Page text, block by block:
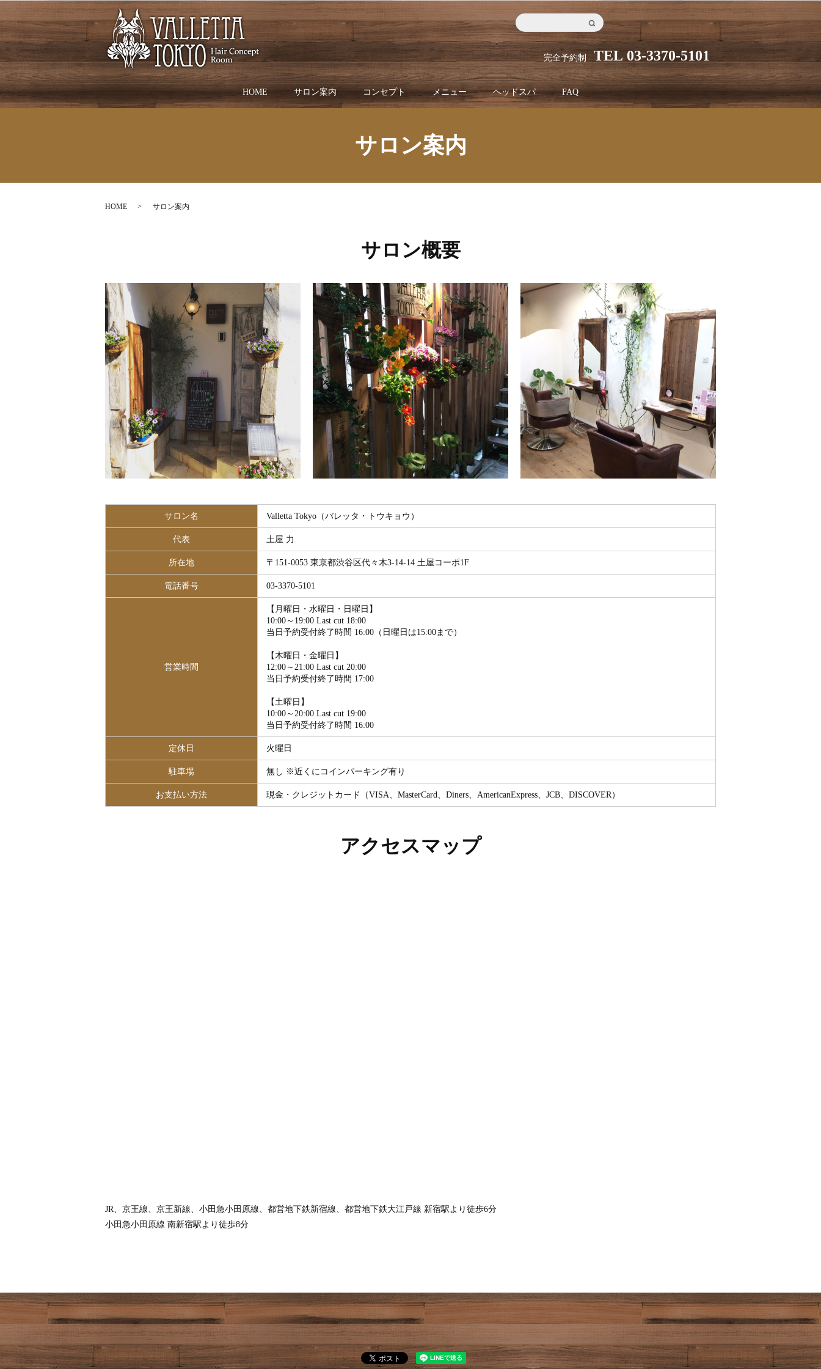
完全予約制 TEL 03-3370-5101
HOME サロン案内 コンセプト メニュー ヘッドスパ FAQ
サロン案内
HOME サロン案内
サロン概要
サロン名 Valletta Tokyo（バレッタ・トウキョウ）
代表 土屋 力
所在地 〒151-0053 東京都渋谷区代々木3-14-14 土屋コーポ1F
電話番号 03-3370-5101
営業時間
【月曜日・水曜日・日曜日】
10:00～19:00 Last cut 18:00
当日予約受付終了時間 16:00（日曜日は15:00まで）
【木曜日・金曜日】
12:00～21:00 Last cut 20:00
当日予約受付終了時間 17:00
【土曜日】
10:00～20:00 Last cut 19:00
当日予約受付終了時間 16:00
定休日 火曜日
駐車場 無し ※近くにコインパーキング有り
お支払い方法 現金・クレジットカード（VISA、MasterCard、Diners、AmericanExpress、JCB、DISCOVER）
アクセスマップ
JR、京王線、京王新線、小田急小田原線、都営地下鉄新宿線、都営地下鉄大江戸線 新宿駅より徒歩6分
小田急小田原線 南新宿駅より徒歩8分